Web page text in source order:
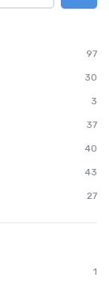
97
30
3
37
40
43
27
1